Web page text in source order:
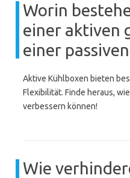
Worin
einer aktiven
einer
Aktive Kühlboxen bieten
Flexibilität. Finde heraus,
verbessern können!
Wie